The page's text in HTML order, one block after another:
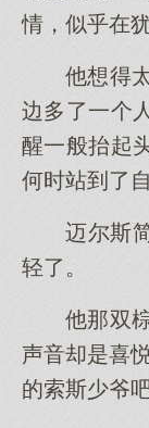
情，似乎在
他想得
边多了一个
醒一般抬起
何时站到了
迈尔斯
轻了。
他那双
声音却是喜
的索斯少爷